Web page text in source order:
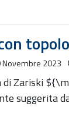
2023
di Zariski
suggerita